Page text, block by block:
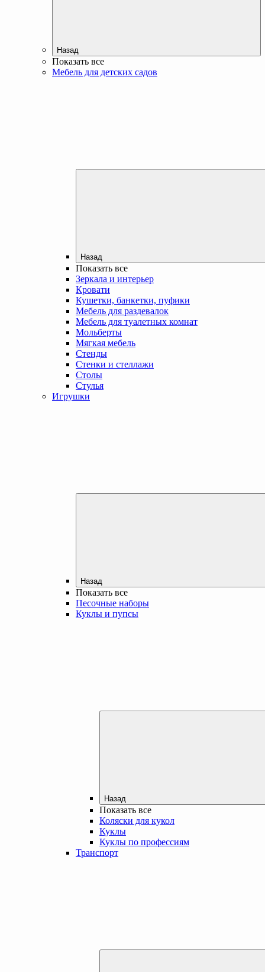
Назад
Показать все
Мебель для детских садов
Назад
Показать все
Зеркала и интерьер
Кровати
Кушетки, банкетки, пуфики
Мебель для раздевалок
Мебель для туалетных комнат
Мольберты
Мягкая мебель
Стенды
Стенки и стеллажи
Столы
Стулья
Игрушки
Назад
Показать все
Песочные наборы
Куклы и пупсы
Назад
Показать все
Коляски для кукол
Куклы
Куклы по профессиям
Транспорт